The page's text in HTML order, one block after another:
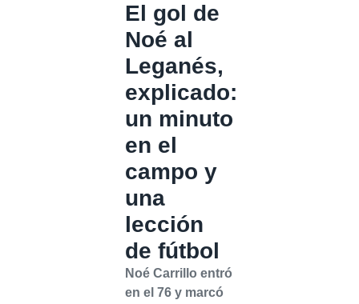
El gol de
Noé al
Leganés,
explicado:
un minuto
en el
campo y
una
lección
de fútbol
Noé Carrillo entró
en el 76 y marcó